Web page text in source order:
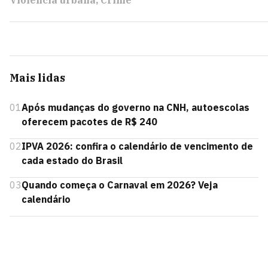
Mais lidas
01Após mudanças do governo na CNH, autoescolas
oferecem pacotes de R$ 240
02IPVA 2026: confira o calendário de vencimento de
cada estado do Brasil
03Quando começa o Carnaval em 2026? Veja
calendário